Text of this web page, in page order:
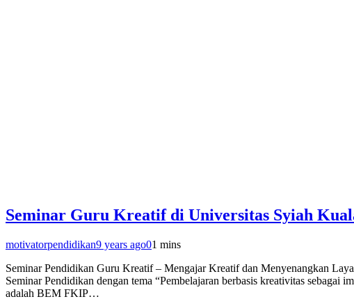
Seminar Guru Kreatif di Universitas Syiah
motivatorpendidikan9 years ago01 mins
Seminar Pendidikan Guru Kreatif – Mengajar Kreatif dan Menyenangkan
Seminar Pendidikan dengan tema “Pembelajaran berbasis kreativitas
adalah BEM FKIP…